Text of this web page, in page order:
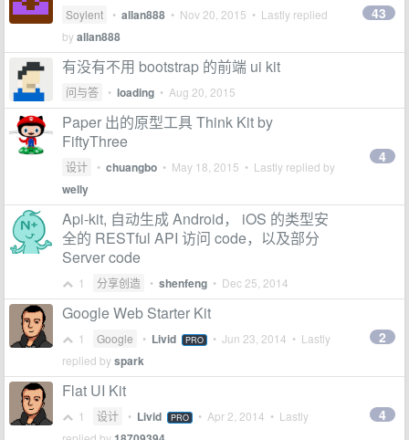
Soylent • allan888 • Nov 20, 2015 • Lastly replied
byallan888
43
有没有不用 bootstrap 的前端 ui kit
问与答 • loading • Aug 20, 2015
Paper 出的原型工具 Think Kit by
FiftyThree
设计 • chuangbo • May 18, 2015 • Lastly replied by
welly
4
Api-kit, 自动生成 Android， iOS 的类型安
全的 RESTful API 访问 code，以及部分
Server code
1 分享创造 • shenfeng • Dec 25, 2014
Google Web Starter Kit
1 Google • Livid PRO • Jun 23, 2014 • Lastly
replied byspark
2
Flat UI Kit
1 设计 • Livid PRO • Apr 2, 2014 • Lastly
4